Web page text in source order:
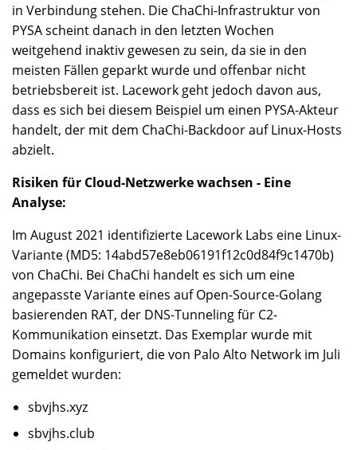
in Verbindung stehen. Die ChaChi-Infrastruktur von
PYSA scheint danach in den letzten Wochen
weitgehend inaktiv gewesen zu sein, da sie in den
meisten Fällen geparkt wurde und offenbar nicht
betriebsbereit ist. Lacework geht jedoch davon aus,
dass es sich bei diesem Beispiel um einen PYSA-Akteur
handelt, der mit dem ChaChi-Backdoor auf Linux-Hosts
abzielt.
Risiken für Cloud-Netzwerke wachsen - Eine
Analyse:
Im August 2021 identifizierte Lacework Labs eine Linux-
Variante (MD5: 14abd57e8eb06191f12c0d84f9c1470b)
von ChaChi. Bei ChaChi handelt es sich um eine
angepasste Variante eines auf Open-Source-Golang
basierenden RAT, der DNS-Tunneling für C2-
Kommunikation einsetzt. Das Exemplar wurde mit
Domains konfiguriert, die von Palo Alto Network im Juli
gemeldet wurden:
sbvjhs.xyz
sbvjhs.club